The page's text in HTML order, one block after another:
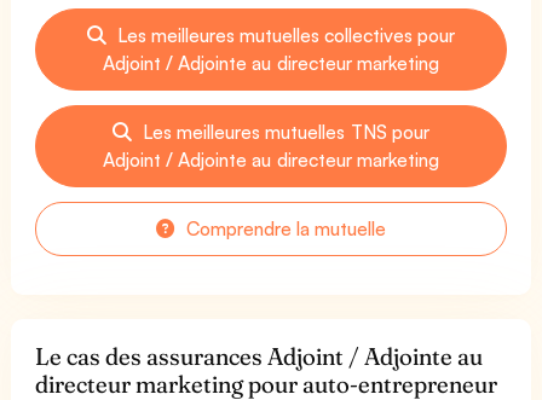
Les meilleures mutuelles collectives pour
Adjoint / Adjointe au directeur marketing
Les meilleures mutuelles TNS pour
Adjoint / Adjointe au directeur marketing
Comprendre la mutuelle
Le cas des assurances Adjoint / Adjointe au
directeur marketing pour auto-entrepreneur